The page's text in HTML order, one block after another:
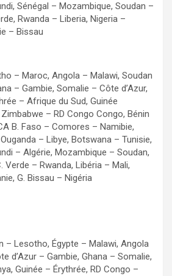
Sénégal – Mozambique, Soudan –
Rwanda – Liberia, Nigeria –
– Bissau
– Maroc, Angola – Malawi, Soudan
– Gambie, Somalie – Côte d’Azur,
– Afrique du Sud, Guinée
– RD Congo Congo, Bénin
B. Faso – Comores – Namibie,
– Libye, Botswana – Tunisie,
– Algérie, Mozambique – Soudan,
Verde – Rwanda, Libéria – Mali,
G. Bissau – Nigéria
– Lesotho, Égypte – Malawi, Angola
d’Azur – Gambie, Ghana – Somalie,
Guinée – Érythrée, RD Congo –